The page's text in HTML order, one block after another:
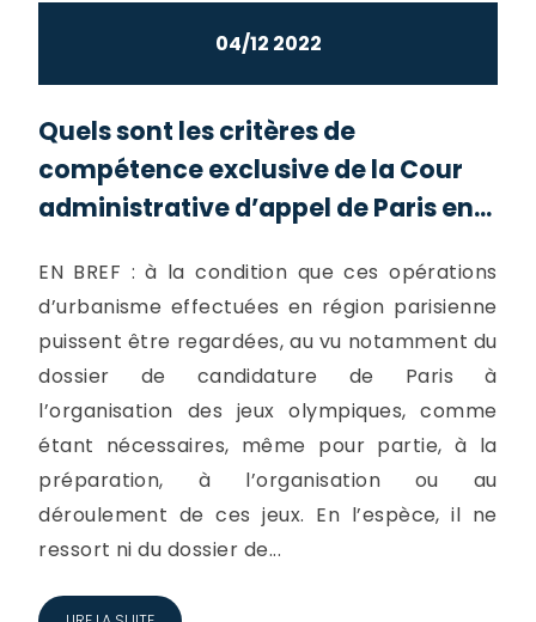
04/12 2022
Quels sont les critères de
compétence exclusive de la Cour
administrative d’appel de Paris en...
EN BREF : à la condition que ces opérations
d’urbanisme effectuées en région parisienne
puissent être regardées, au vu notamment du
dossier de candidature de Paris à
l’organisation des jeux olympiques, comme
étant nécessaires, même pour partie, à la
préparation, à l’organisation ou au
déroulement de ces jeux. En l’espèce, il ne
ressort ni du dossier de...